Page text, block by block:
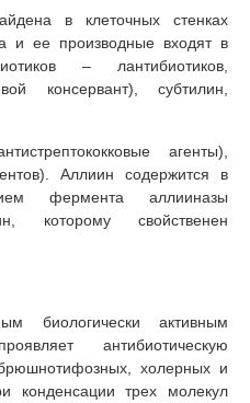
в клеточных стенках
и ее производные входят в
– лантибиотиков,
консервант), субтилин,
агенты),
Аллиин содержится в
фермента аллииназы
которому свойственен
биологически активным
антибиотическую
холерных и
конденсации трех молекул